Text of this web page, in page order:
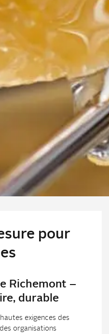
pour
Richemont –
durable
exigences des
organisations